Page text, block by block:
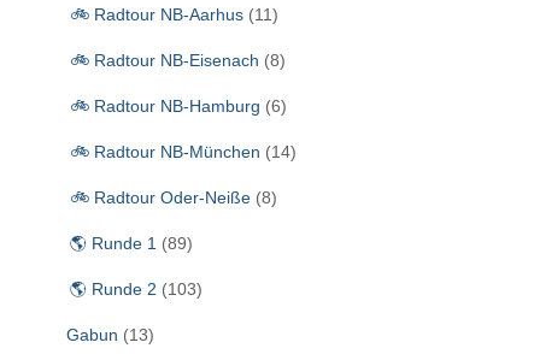
🚲 Radtour NB-Aarhus (11)
🚲 Radtour NB-Eisenach (8)
🚲 Radtour NB-Hamburg (6)
🚲 Radtour NB-München (14)
🚲 Radtour Oder-Neiße (8)
🌎 Runde 1 (89)
🌎 Runde 2 (103)
Gabun (13)